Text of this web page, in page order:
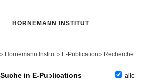
HORNEMANN INSTITUT
> Hornemann Institut > E-Publication > Recherche
Suche in E-Publications alle